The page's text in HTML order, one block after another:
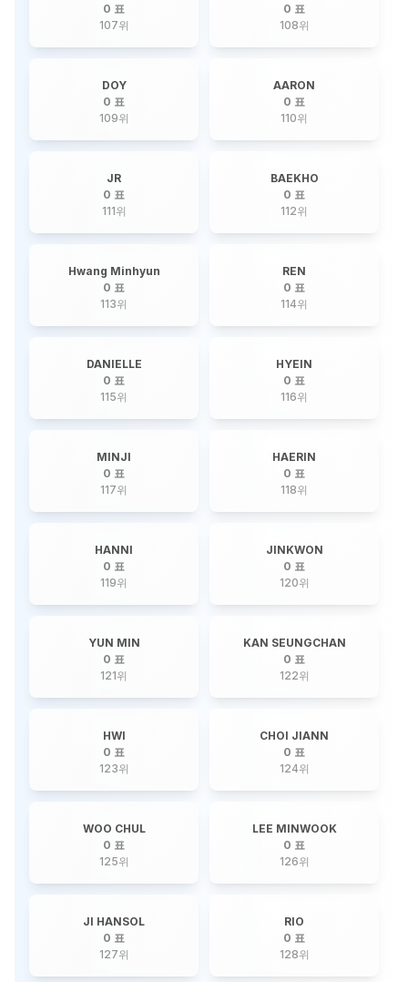
0 표
107위
0 표
108위
DOY
0 표
109위
AARON
0 표
110위
JR
0 표
111위
BAEKHO
0 표
112위
Hwang Minhyun
0 표
113위
REN
0 표
114위
DANIELLE
0 표
115위
HYEIN
0 표
116위
MINJI
0 표
117위
HAERIN
0 표
118위
HANNI
0 표
119위
JINKWON
0 표
120위
YUN MIN
0 표
121위
KAN SEUNGCHAN
0 표
122위
HWI
0 표
123위
CHOI JIANN
0 표
124위
WOO CHUL
0 표
125위
LEE MINWOOK
0 표
126위
JI HANSOL
0 표
127위
RIO
0 표
128위